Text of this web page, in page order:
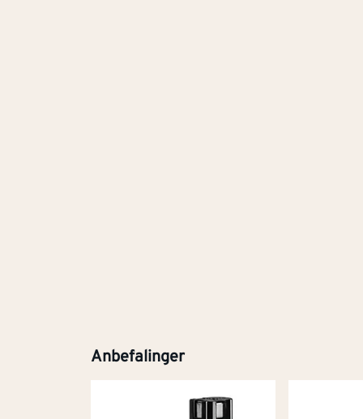
Anbefalinger